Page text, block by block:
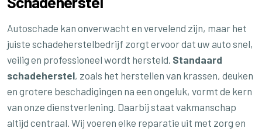
Autoschade kan onverwacht en vervelend zijn, maar het
juiste schadeherstelbedrijf zorgt ervoor dat uw auto snel,
veilig en professioneel wordt hersteld. Standaard
schadeherstel, zoals het herstellen van krassen, deuken
en grotere beschadigingen na een ongeluk, vormt de kern
van onze dienstverlening. Daarbij staat vakmanschap
altijd centraal. Wij voeren elke reparatie uit met zorg en